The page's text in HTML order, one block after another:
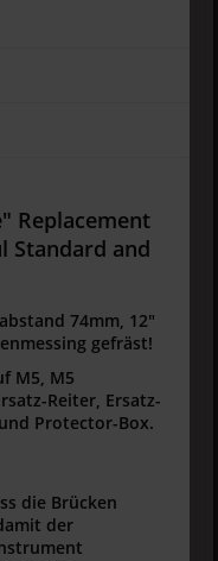
Replacement
Standard and
74mm, 12"
gefräst!
M5, M5
Reiter, Ersatz-
Protector-Box.
die Brücken
der